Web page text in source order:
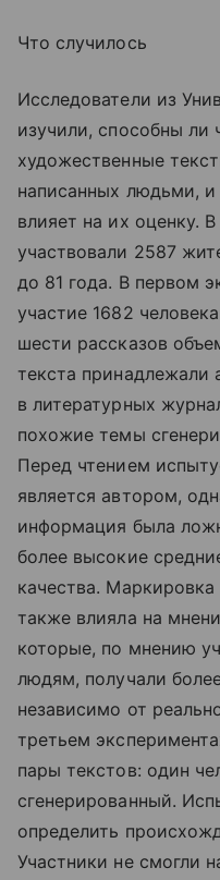
Что случилось
Исследователи из
изучили, способны ли
художественные
написанных людьми,
влияет на их оценку.
участвовали 2587
до 81 года. В первом
участие 1682
шести рассказов
текста принадлежали
в литературных
похожие темы
Перед чтением
является автором,
информация была
более высокие
качества.
также влияла на
которые, по мнению
людям, получали
независимо от
третьем
пары текстов: один
сгенерированный.
определить
Участники не смогли